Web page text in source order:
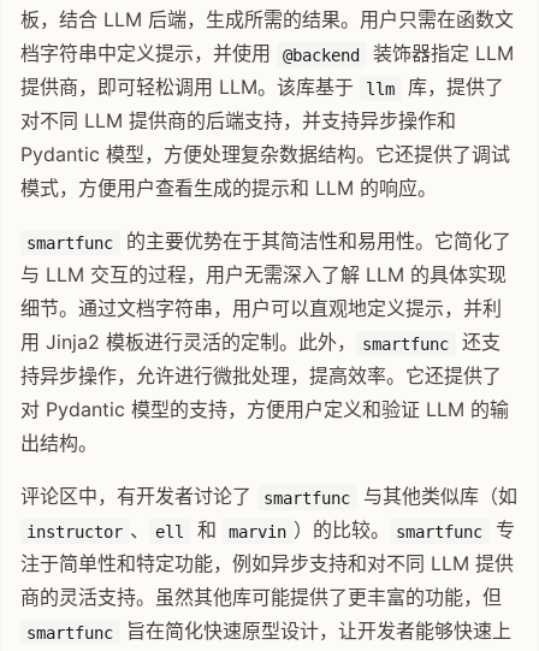
板，结合 LLM 后端，生成所需的结果。用户只需在函数文
档字符串中定义提示，并使用
@backend
装饰器指定 LLM
提供商，即可轻松调用 LLM。该库基于
llm
库，提供了
对不同 LLM 提供商的后端支持，并支持异步操作和
Pydantic 模型，方便处理复杂数据结构。它还提供了调试
模式，方便用户查看生成的提示和 LLM 的响应。
smartfunc
的主要优势在于其简洁性和易用性。它简化了
与 LLM 交互的过程，用户无需深入了解 LLM 的具体实现
细节。通过文档字符串，用户可以直观地定义提示，并利
用 Jinja2 模板进行灵活的定制。此外，
smartfunc
还支
持异步操作，允许进行微批处理，提高效率。它还提供了
对 Pydantic 模型的支持，方便用户定义和验证 LLM 的输
出结构。
评论区中，有开发者讨论了 smartfunc 与其他类似库（如
instructor 、 ell 和 marvin ）的比较。 smartfunc
专
注于简单性和特定功能，例如异步支持和对不同 LLM 提供
商的灵活支持。虽然其他库可能提供了更丰富的功能，但
smartfunc
旨在简化快速原型设计，让开发者能够快速上